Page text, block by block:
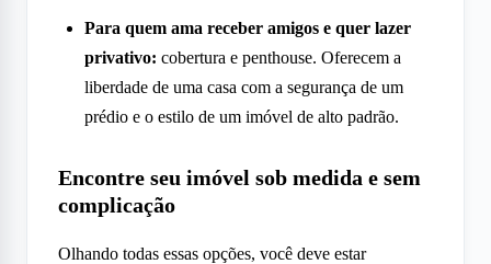
Para quem ama receber amigos e quer lazer
privativo: cobertura e penthouse. Oferecem a
liberdade de uma casa com a segurança de um
prédio e o estilo de um imóvel de alto padrão.
Encontre seu imóvel sob medida e sem
complicação
Olhando todas essas opções, você deve estar